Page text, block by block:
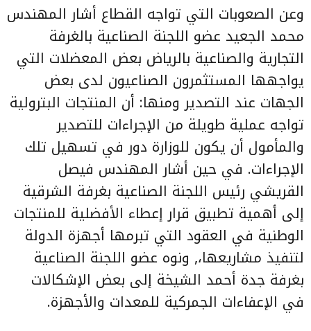
وعن الصعوبات التي تواجه القطاع أشار المهندس
محمد الجعيد عضو اللجنة الصناعية بالغرفة
التجارية والصناعية بالرياض بعض المعضلات التي
يواجهها المستثمرون الصناعيون لدى بعض
الجهات عند التصدير ومنها: أن المنتجات البترولية
تواجه عملية طويلة من الإجراءات للتصدير
والمأمول أن يكون للوزارة دور في تسهيل تلك
الإجراءات. في حين أشار المهندس فيصل
القريشي رئيس اللجنة الصناعية بغرفة الشرقية
إلى أهمية تطبيق قرار إعطاء الأفضلية للمنتجات
الوطنية في العقود التي تبرمها أجهزة الدولة
لتنفيذ مشاريعها،, ونوه عضو اللجنة الصناعية
بغرفة جدة أحمد الشيخة إلى بعض الإشكالات
في الإعفاءات الجمركية للمعدات والأجهزة.